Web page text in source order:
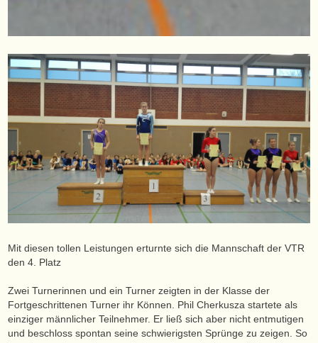
Mit diesen tollen Leistungen erturnte sich die Mannschaft der VTR
den 4. Platz
Zwei Turnerinnen und ein Turner zeigten in der Klasse der
Fortgeschrittenen Turner ihr Können. Phil Cherkusza startete als
einziger männlicher Teilnehmer. Er ließ sich aber nicht entmutigen
und beschloss spontan seine schwierigsten Sprünge zu zeigen. So